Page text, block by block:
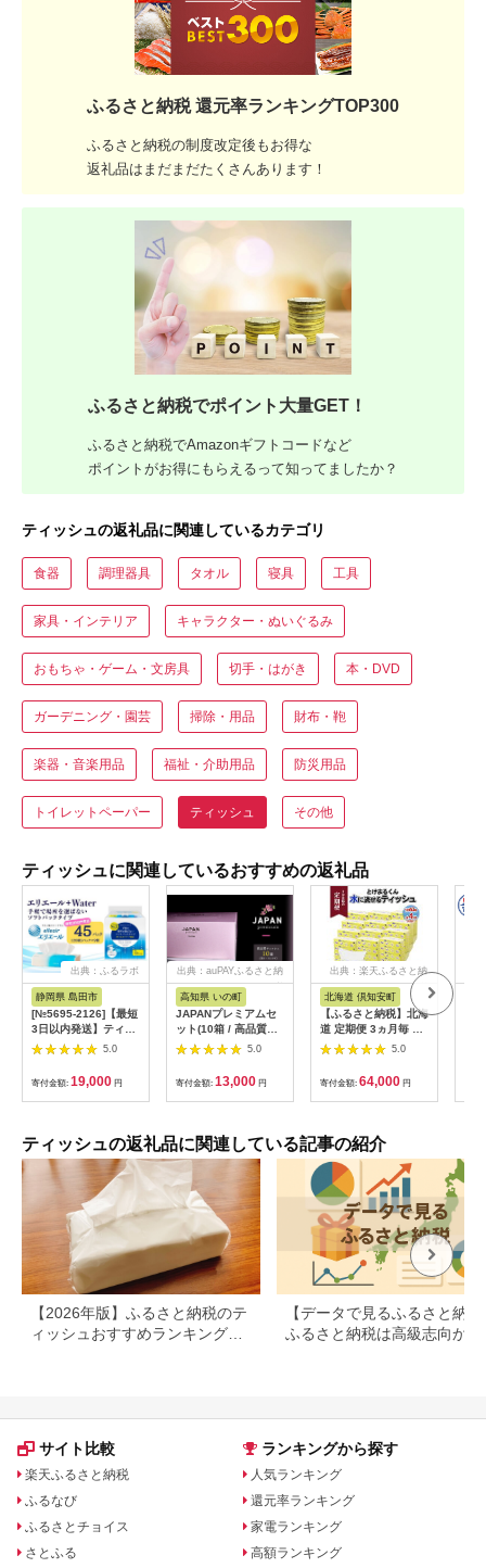
ふるさと納税 還元率ランキングTOP300
ふるさと納税の制度改定後もお得な
返礼品はまだまだたくさんあります！
ふるさと納税でポイント大量GET！
ふるさと納税でAmazonギフトコードなど
ポイントがお得にもらえるって知ってましたか？
ティッシュの返礼品に関連しているカテゴリ
食器 調理器具 タオル 寝具 工具
家具・インテリア キャラクター・ぬいぐるみ
おもちゃ・ゲーム・文房具 切手・はがき 本・DVD
ガーデニング・園芸 掃除・用品 財布・鞄
楽器・音楽用品 福祉・介助用品 防災用品
トイレットペーパー ティッシュ その他
ティッシュに関連しているおすすめの返礼品
出典：ふるラボ
静岡県 島田市
[№5695-2126]【最短
3日以内発送】ティッ
シュ エリエール
+Water プラスウォー
ター ソフトパック
120組 5パック 9個 テ
ィシュー ティッシュ
県 島田市
5.0
寄付金額: 19,000 円
出典：auPAYふるさと納
税
高知県 いの町
JAPANプレミアムセ
ット(10箱 / 高品質
BOXティッシュ）
5.0
寄付金額: 13,000 円
出典：楽天ふるさと納
北海道 倶知安町
【ふるさと納税】北海
道 定期便 3ヵ月毎 全
4回 とけまるくん 水
に流せる ティッシュ
150組 計60箱 ティッ
シュペーパー ボック
ス リサイクル 日本製
耗品 備蓄 育児 福祉
ペット キャンプ 送料
無料 倶知安町 定期
便・ 倶知安町 お届
け：3ヶ月毎全4回
5.0
寄付金額: 64,000 円
ティッシュの返礼品に関連している記事の紹介
【2026年版】ふるさと納税のテ
ィッシュおすすめランキング｜
【データで見るふるさと納
ふるさと納税は高級志向から
サイト比較
楽天ふるさと納税
ふるなび
ふるさとチョイス
さとふる
ランキングから探す
人気ランキング
還元率ランキング
家電ランキング
高額ランキング